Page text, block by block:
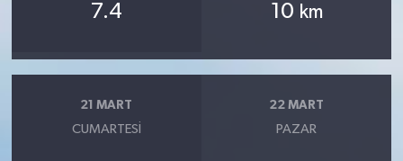
7.4 10 km
21 MART
CUMARTESI
22 MART
PAZAR